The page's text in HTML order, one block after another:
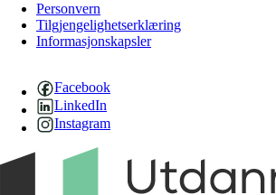
Personvern
Tilgjengelighetserklæring
Informasjonskapsler
Facebook
LinkedIn
Instagram